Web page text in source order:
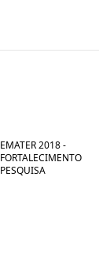
EMATER 2018 -
FORTALECIMENTO
PESQUISA